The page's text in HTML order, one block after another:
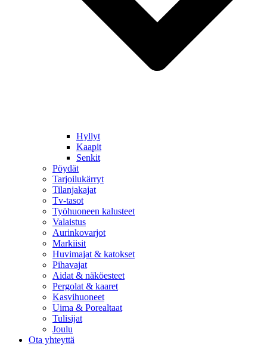
Hyllyt
Kaapit
Senkit
Pöydät
Tarjoilukärryt
Tilanjakajat
Tv-tasot
Työhuoneen kalusteet
Valaistus
Aurinkovarjot
Markiisit
Huvimajat & katokset
Pihavajat
Aidat & näköesteet
Pergolat & kaaret
Kasvihuoneet
Uima & Porealtaat
Tulisijat
Joulu
Ota yhteyttä